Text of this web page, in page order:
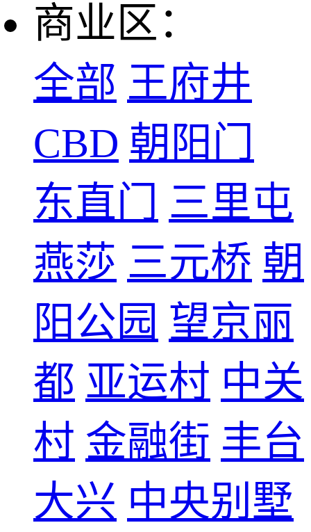
商业区：
全部 王府井
CBD 朝阳门
东直门
三里屯
燕莎 三元桥 朝
阳公园 望京丽
都 亚运村 中关
村 金融街 丰台
大兴 中央别墅